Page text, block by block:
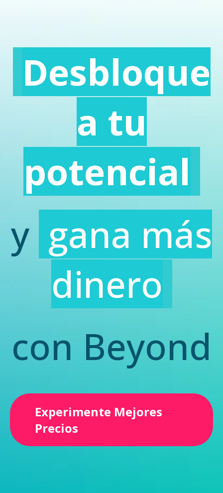
Desbloque
a tu
potencial
y gana más
dinero
con Beyond
Experimente Mejores
Precios